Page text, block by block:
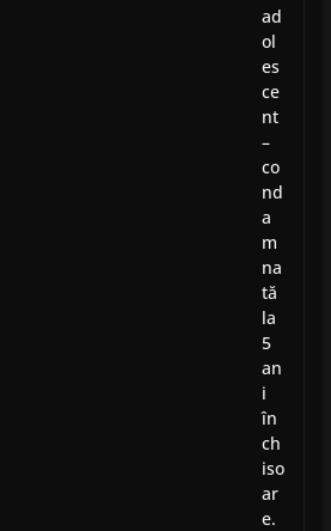
ad
ol
es
ce
nt
–
co
nd
a
m
na
tă
la
5
an
i
în
ch
iso
ar
e.